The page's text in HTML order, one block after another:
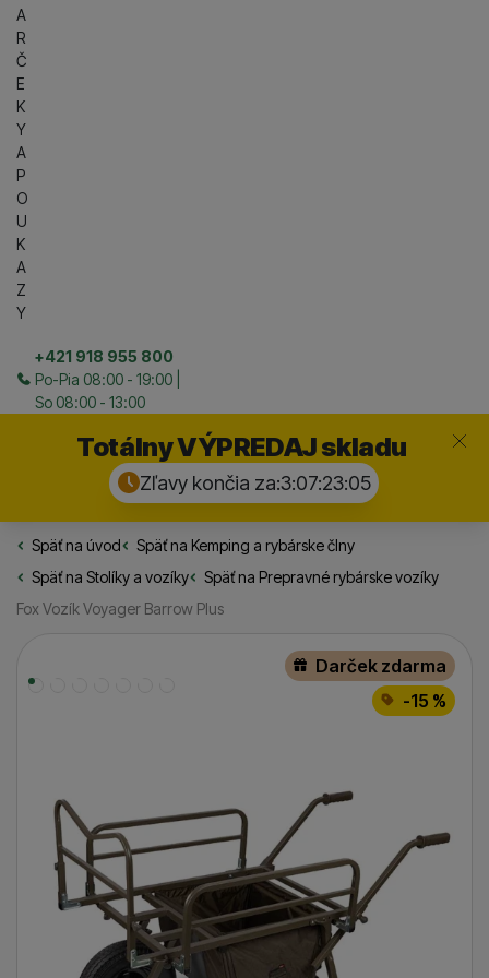
A
R
Č
E
K
Y
A
P
O
U
K
A
Z
Y
+421 918 955 800
Po-Pia 08:00 - 19:00 |
So 08:00 - 13:00
Totálny VÝPREDAJ skladu
Zľavy končia za:3:07:23:04
Zavrieť
Späť na úvodRybarske.sk
Späť na Kemping a rybárske člny
Späť na Stolíky a vozíky Späť na Prepravné rybárske vozíky
Fox Vozík Voyager Barrow Plus
Darček zdarma
-15 %